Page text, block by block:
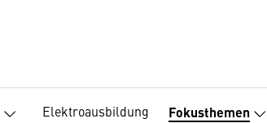
Elektroausbildung Fokusthemen